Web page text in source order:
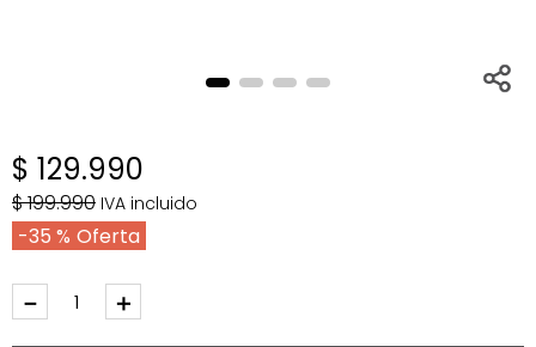
$ 129.990
$199.990 IVA incluido
35 %
＋
－